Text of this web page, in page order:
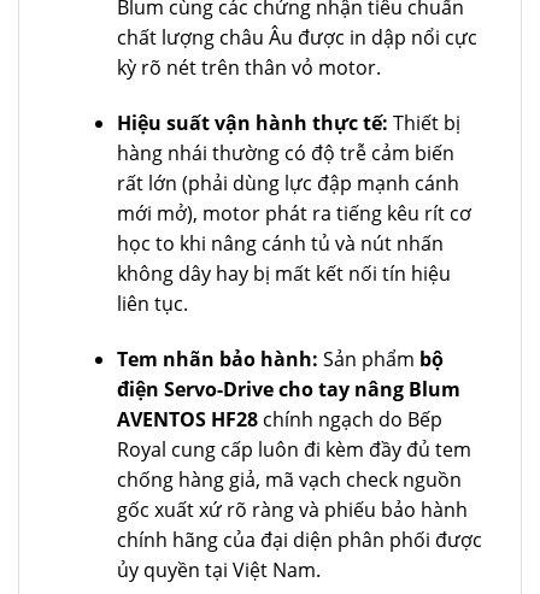
Blum cùng các chứng nhận tiêu chuẩn
chất lượng châu Âu được in dập nổi cực
kỳ rõ nét trên thân vỏ motor.
Hiệu suất vận hành thực tế: Thiết bị
hàng nhái thường có độ trễ cảm biến
rất lớn (phải dùng lực đập mạnh cánh
mới mở), motor phát ra tiếng kêu rít cơ
học to khi nâng cánh tủ và nút nhấn
không dây hay bị mất kết nối tín hiệu
liên tục.
Tem nhãn bảo hành: Sản phẩm bộ
điện Servo-Drive cho tay nâng Blum
AVENTOS HF28chính ngạch do Bếp
Royal cung cấp luôn đi kèm đầy đủ tem
chống hàng giả, mã vạch check nguồn
gốc xuất xứ rõ ràng và phiếu bảo hành
chính hãng của đại diện phân phối được
ủy quyền tại Việt Nam.